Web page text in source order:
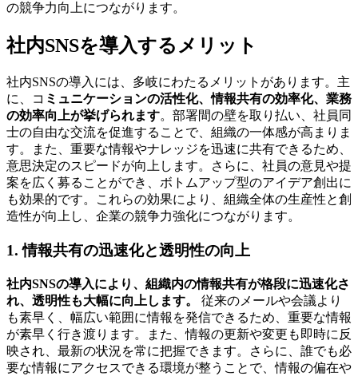
の競争力向上につながります。
社内SNSを導入するメリット
社内SNSの導入には、多岐にわたるメリットがあります。主
に、コ ミュニケーションの活性化、情報共有の効率化、業務
の効率向上が挙げられます。部署間の壁を取り払い、社員同
士の自由な交流を促進することで、組織の一体感が高まりま
す。また、重要な情報やナレッジを迅速に共有できるため、
意思決定のスピードが向上します。さらに、社員の意見や提
案を広く募ることができ、ボトムアップ型のアイデア創出に
も効果的です。これらの効果により、組織全体の生産性と創
造性が向上し、企業の競争力強化につながります。
1. 情報共有の迅速化と透明性の向上
社内SNSの導入により、組織内の情報共有が格段に迅速化さ
れ、透明性も大幅に向上します。
従来のメールや会議より
も素早く、幅広い範囲に情報を発信できるため、重要な情報
が素早く行き渡ります。また、情報の更新や変更も即時に反
映され、最新の状況を常に把握できます。さらに、誰でも必
要な情報にアクセスできる環境が整うことで、情報の偏在や